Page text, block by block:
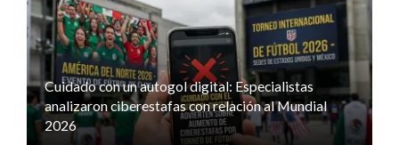
Cuidado con un autogol digital: Especialistas
analizaron ciberestafas con relación al Mundial
2026